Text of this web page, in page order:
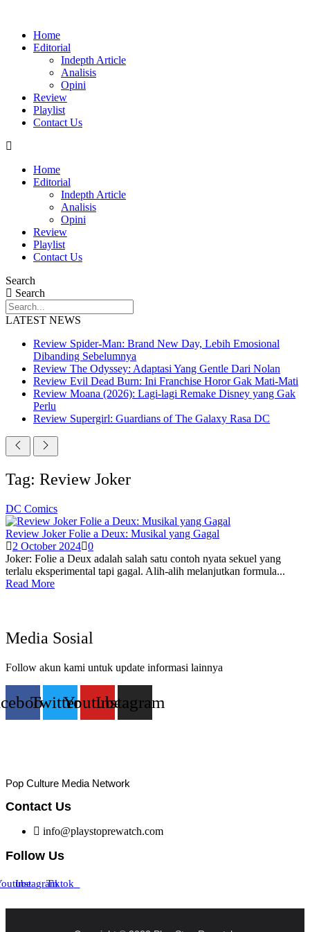
Home
Editorial
Indepth Article
Analisis
Opini
Review
Playlist
Contact Us
Home
Editorial
Indepth Article
Analisis
Opini
Review
Playlist
Contact Us
Search
Search
LATEST NEWS
Review Spider-Man: Brand New Day, Lebih Emosional
Dibanding Sebelumnya
Review The Odyssey: Adaptasi Yang Gentle Dari Nolan
Review Evil Dead Burn: Ini Franchise Horor Gak Mati-Mati
Review Moana (2026): Lagi-lagi Remake Disney yang Gak
Perlu
Review Supergirl: Guardians of The Galaxy Rasa DC
Tag: Review Joker
DC Comics
Review Joker Folie a Deux: Musikal yang Gagal
2 October 2024 0
Joker: Folie a Deux adalah salah satu contoh nyata sekuel yang
terlalu eksperimental tapi gagal. Alih-alih melanjutkan formula...
Read More
Media Sosial
Follow akun kami untuk update informasi lainnya
TwitterYoutubeInstagram
Pop Culture Media Network
Contact Us
info@playstoprewatch.com
Follow Us
InstagramTiktok